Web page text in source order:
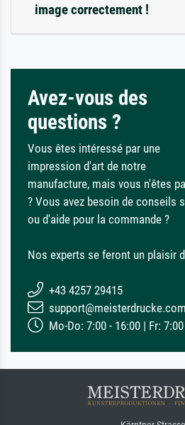
image correctement !
Avez-vous des
questions ?
Vous êtes intéressé par une
impression d'art de notre
manufacture, mais vous n'êtes
? Vous avez besoin de conseils
ou d'aide pour la commande ?
Nos experts se feront un plaisir
+43 4257 29415
support@meisterdrucke.com
Mo-Do: 7:00 - 16:00 | Fr: